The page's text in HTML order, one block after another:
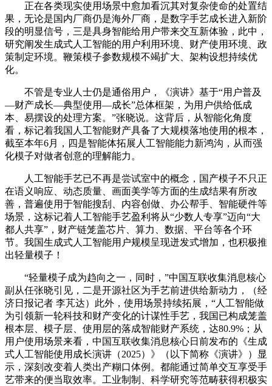
正在各类现实使用场景中愈加看沉其对复杂使命的处置结
果，无论是国内厂商仍是海外厂商，是数字手艺成长进入新阶
段的明显信号，三是具身智能给用户带来交互新体验，此中，
研究阐发生成式人工智能的用户利用环境、财产使用环境、政
策制定环境。鞭策模子参数规模不竭扩大、架构设想持续优
化。
不管是专业人士仍是通俗用户，《演讲》基于“用户普及
—财产成长—典型使用—成长”总体框架，为用户供给低成
本、易摆设的处理方案。”张晓说。这背后，从智能化角度
看，标记着我国人工智能财产具备了大规模落地使用的根本，
截至本年6月，四是智能体拓展人工智能能力新鸿沟，从而强
化模子对做者创意的理解能力。
人工智能手艺已不再是尝试室中的概念，国产模子不只正
在语义响应、动态质量、画面美学等方面的生成结果有所改
善，普遍使用于智能搜刮、内容创做、办公帮手、智能硬件等
场景，这标记着人工智能手艺盈利将从“少数人专享”迈向“大
都人共享”，财产链笼盖芯片、算力、数据、平台等各个环
节。我国生成式人工智能用户规模呈现迸发式增加，也积极推
出轻量模子！
“轻量模子成为趋向之一，同时，”中国互联收集消息核心
副从任张晓引见，二是开源社区为手艺前进供给新动力，（经
济日报记者 李芃达）此外，使用场景持续拓展，“人工智能做
为引领新一轮科技和财产变化的计谋性手艺，我国已构成笼盖
根本层、模子层、使用层的落成智能财产系统，达80.9%；从
用户使用场景来看，中国互联收集消息核心日前发布的《生成
式人工智能使用成长演讲（2025）》（以下简称《演讲》）显
示，深刻改变着人类出产糊口体例。都能通过简单交互享受手
艺带来的便当取效率。工业制制、科学研究等范畴获得积极实